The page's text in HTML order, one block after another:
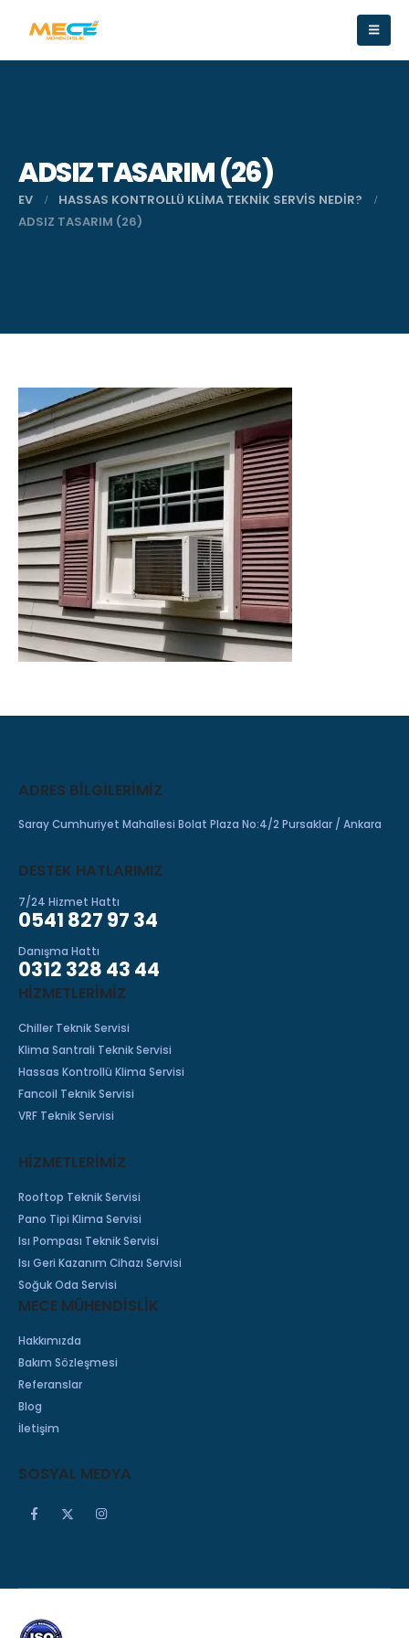
ADSIZ TASARIM (26)
EV
HASSAS KONTROLLÜ KLIMA TEKNIK SERVIS NEDIR?
ADSIZ TASARIM (26)
ADRES BILGILERIMIZ
Saray Cumhuriyet Mahallesi Bolat Plaza No:4/2 Pursaklar / Ankara
DESTEK HATLARIMIZ
7/24 Hizmet Hattı
0541 827 97 34
Danışma Hattı
0312 328 43 44
HIZMETLERIMIZ
Chiller Teknik Servisi
Klima Santrali Teknik Servisi
Hassas Kontrollü Klima Servisi
Fancoil Teknik Servisi
VRF Teknik Servisi
HİZMETLERİMİZ
Rooftop Teknik Servisi
Pano Tipi Klima Servisi
Isı Pompası Teknik Servisi
Isı Geri Kazanım Cihazı Servisi
Soğuk Oda Servisi
MECE MÜHENDİSLİK
Hakkımızda
Bakım Sözleşmesi
Referanslar
Blog
İletişim
SOSYAL MEDYA